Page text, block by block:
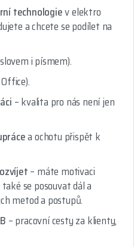
technologiev elektro
a chcete se podílet na
i písmem).
– kvalita pro nás není jen
a ochotu přispět k
– máte motivaci
se posouvat dál a
metod a postupů.
– pracovní cesty za klienty,